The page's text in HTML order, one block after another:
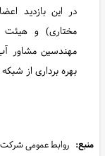
در این بازدید
مختاری) و هیئت
مهندسین مشاور
بهره برداری از
منبع: روابط عمومی شرکت